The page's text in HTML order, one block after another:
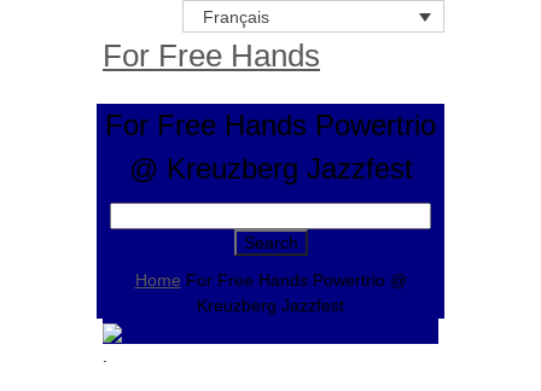
Français
For Free Hands
For Free Hands Powertrio
@ Kreuzberg Jazzfest
Home For Free Hands Powertrio @
Kreuzberg Jazzfest
.